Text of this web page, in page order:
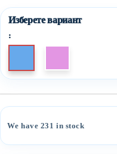
:
We have 231 in stock